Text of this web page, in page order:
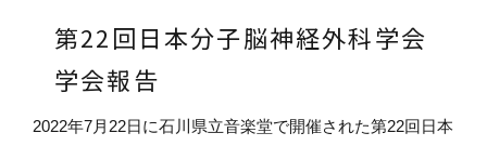
第22回日本分子脳神経外科学会
学会報告
2022年7月 22日に石川県立音楽堂で開催された第22回日本